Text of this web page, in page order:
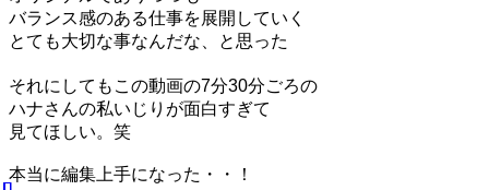
バランス感のある仕事を展開していく
とても大切な事なんだな、と思った
それにしてもこの動画の7分30分ごろの
ハナさんの私いじりが面白すぎて
見てほしい。笑
本当に編集上手になった・・！